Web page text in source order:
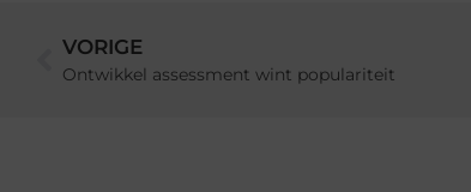
VORIGE
Ontwikkel assessment wint populariteit